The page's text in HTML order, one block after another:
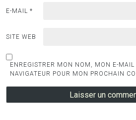
E-MAIL *
SITE WEB
ENREGISTRER MON NOM, MON E-
NAVIGATEUR POUR MON PROCHAIN